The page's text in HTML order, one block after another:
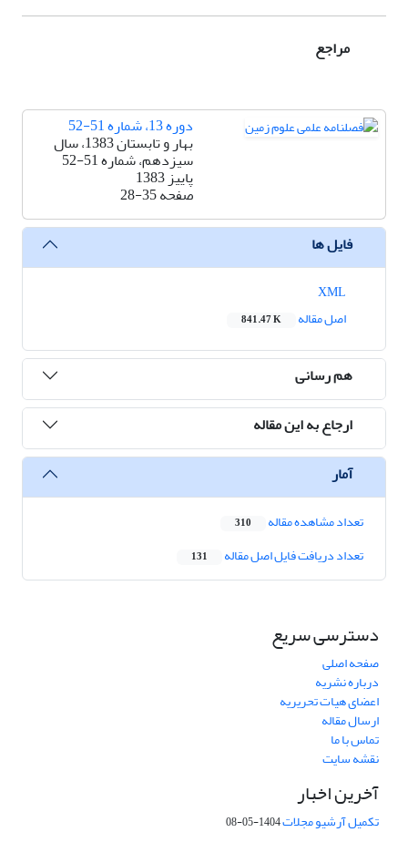
مراجع
دوره 13، شماره 51-52
بهار و تابستان 1383، سال
سیزدهم، شماره 51-52
پاییز 1383
صفحه28-35
فایل ها
اصل مقاله
841.47 K
هم رسانی
ارجاع به این مقاله
آمار
تعداد مشاهده مقاله 310
تعداد دریافت فایل اصل مقاله 131
دسترسی سریع
صفحه اصلی
درباره نشریه
اعضای هیات تحریریه
ارسال مقاله
تماس با ما
نقشه سایت
آخرین اخبار
تکمیل آرشیو مجلات1404-05-08